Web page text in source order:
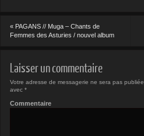
« PAGANS // Muga – Chants de
Femmes des Asturies / nouvel album
Laisser un commentaire
Votre adresse de messagerie ne sera pas publiée.
avec*
Commentaire